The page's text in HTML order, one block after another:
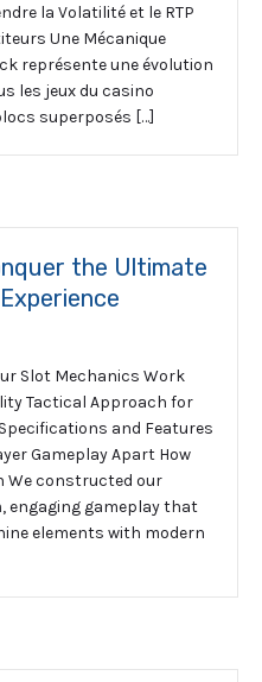
la Volatilité et le RTP
Une Mécanique
représente une évolution
les jeux du casino
superposés […]
the Ultimate
Slot Mechanics Work
Tactical Approach for
and Features
Gameplay Apart How
We constructed our
engaging gameplay that
elements with modern